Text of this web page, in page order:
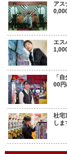
アス
エス
「
00
社宅
し